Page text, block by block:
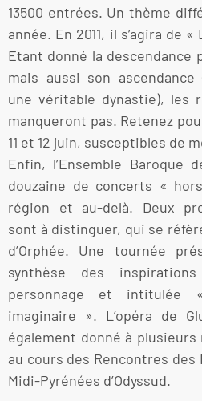
13500 entrées. Un thème
année. En 2011, il s’agira de
Etant donné la descendance
mais aussi son
une véritable dynastie), les
manqueront pas. Retenez
11 et 12 juin, susceptibles de
Enfin, l’Ensemble Baroque
douzaine de concerts «
région et au-delà. Deux
sont à distinguer, qui se
d’Orphée. Une tournée
synthèse des
personnage et intitulée
imaginaire ». L’opéra de
également donné à
au cours des Rencontres des
Midi-Pyrénées d’Odyssud.